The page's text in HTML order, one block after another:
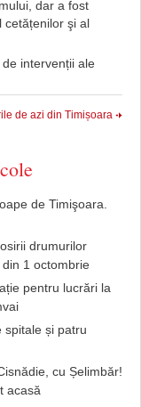
dar a fost
cetățenilor şi al
intervenții ale
de azi din Timișoara
de Timişoara.
drumurilor
1 octombrie
pentru lucrări la
spitale și patru
cu Șelimbăr!
acasă